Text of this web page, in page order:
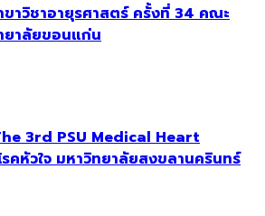
ขาวิชาอายุรศาสตร์ ครั้งที่ 34 คณะ
าลัยขอนแก่น
3rd PSU Medical Heart
คหัวใจ มหาวิทยาลัยสงขลานครินทร์